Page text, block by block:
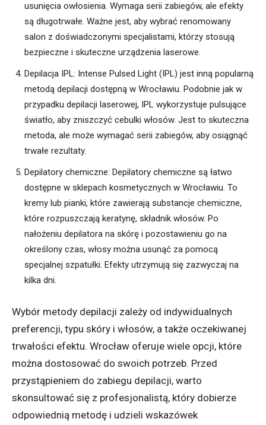
usunięcia owłosienia. Wymaga serii zabiegów, ale efekty
są długotrwałe. Ważne jest, aby wybrać renomowany
salon z doświadczonymi specjalistami, którzy stosują
bezpieczne i skuteczne urządzenia laserowe.
Depilacja IPL: Intense Pulsed Light (IPL) jest inną popularną
metodą depilacji dostępną w Wrocławiu. Podobnie jak w
przypadku depilacji laserowej, IPL wykorzystuje pulsujące
światło, aby zniszczyć cebulki włosów. Jest to skuteczna
metoda, ale może wymagać serii zabiegów, aby osiągnąć
trwałe rezultaty.
Depilatory chemiczne: Depilatory chemiczne są łatwo
dostępne w sklepach kosmetycznych w Wrocławiu. To
kremy lub pianki, które zawierają substancje chemiczne,
które rozpuszczają keratynę, składnik włosów. Po
nałożeniu depilatora na skórę i pozostawieniu go na
określony czas, włosy można usunąć za pomocą
specjalnej szpatułki. Efekty utrzymują się zazwyczaj na
kilka dni.
Wybór metody depilacji zależy od indywidualnych
preferencji, typu skóry i włosów, a także oczekiwanej
trwałości efektu. Wrocław oferuje wiele opcji, które
można dostosować do swoich potrzeb. Przed
przystąpieniem do zabiegu depilacji, warto
skonsultować się z profesjonalistą, który dobierze
odpowiednią metodę i udzieli wskazówek